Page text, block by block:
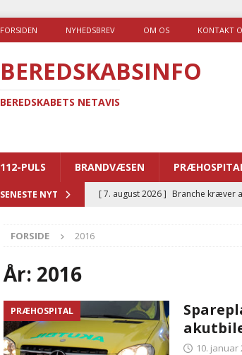
FORSIDEN NYHEDSBREV OM OS KONTAKT
BEREDSKABSINFO
BEREDSKABETS NETAVIS
112-PULS BRANDVÆSEN
SENESTE NYT [ 7. august 2026 ] Branche kræver
i det offentlige
PRÆHOSPITAL
[ 5. august 2026 ]
FORSIDE 2016
År: 2016
PRÆHOSPITAL
10. januar